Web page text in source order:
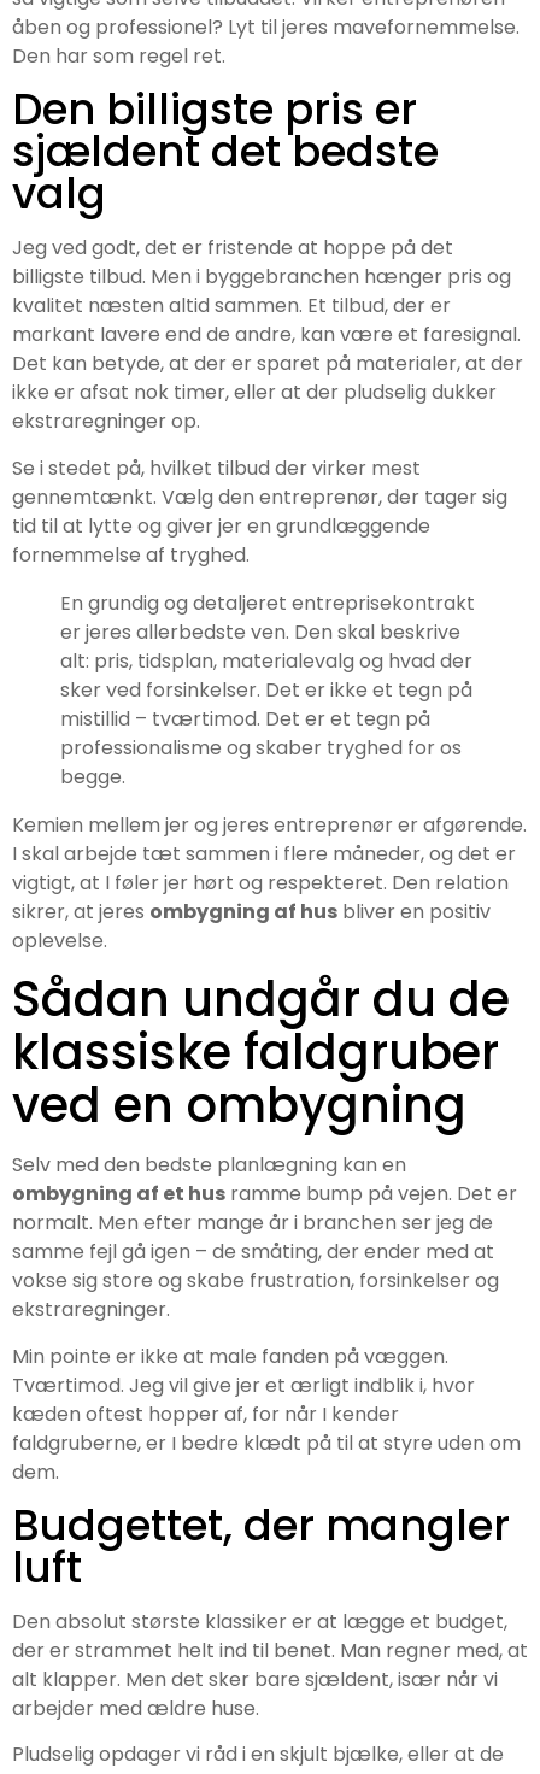
åben og professionel? Lyt til jeres mavefornemmelse.
Den har som regel ret.
Den billigste pris er
sjældent det bedste
valg
Jeg ved godt, det er fristende at hoppe på det
billigste tilbud. Men i byggebranchen hænger pris og
kvalitet næsten altid sammen. Et tilbud, der er
markant lavere end de andre, kan være et faresignal.
Det kan betyde, at der er sparet på materialer, at der
ikke er afsat nok timer, eller at der pludselig dukker
ekstraregninger op.
Se i stedet på, hvilket tilbud der virker mest
gennemtænkt. Vælg den entreprenør, der tager sig
tid til at lytte og giver jer en grundlæggende
fornemmelse af tryghed.
En grundig og detaljeret entreprisekontrakt
er jeres allerbedste ven. Den skal beskrive
alt: pris, tidsplan, materialevalg og hvad der
sker ved forsinkelser. Det er ikke et tegn på
mistillid – tværtimod. Det er et tegn på
professionalisme og skaber tryghed for os
begge.
Kemien mellem jer og jeres entreprenør er afgørende.
I skal arbejde tæt sammen i flere måneder, og det er
vigtigt, at I føler jer hørt og respekteret. Den relation
sikrer, at jeres ombygning af hus bliver en positiv
oplevelse.
Sådan undgår du de
klassiske faldgruber
ved en ombygning
Selv med den bedste planlægning kan en
ombygning af et hus ramme bump på vejen. Det er
normalt. Men efter mange år i branchen ser jeg de
samme fejl gå igen – de småting, der ender med at
vokse sig store og skabe frustration, forsinkelser og
ekstraregninger.
Min pointe er ikke at male fanden på væggen.
Tværtimod. Jeg vil give jer et ærligt indblik i, hvor
kæden oftest hopper af, for når I kender
faldgruberne, er I bedre klædt på til at styre uden om
dem.
Budgettet, der mangler
luft
Den absolut største klassiker er at lægge et budget,
der er strammet helt ind til benet. Man regner med, at
alt klapper. Men det sker bare sjældent, især når vi
arbejder med ældre huse.
Pludselig opdager vi råd i en skjult bjælke, eller at de